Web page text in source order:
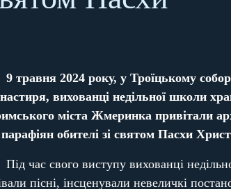
9 травня 2024 року, у Троїцькому
вихованці недільної школи
міста Жмеринка привітали
обителі зі святом Пасхи
Під час свого виступу вихованці
пісні, інсценували невеличкі